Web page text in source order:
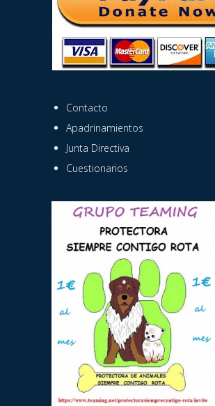
Contacto
Apadrinamientos
Junta Directiva
Cuestionarios